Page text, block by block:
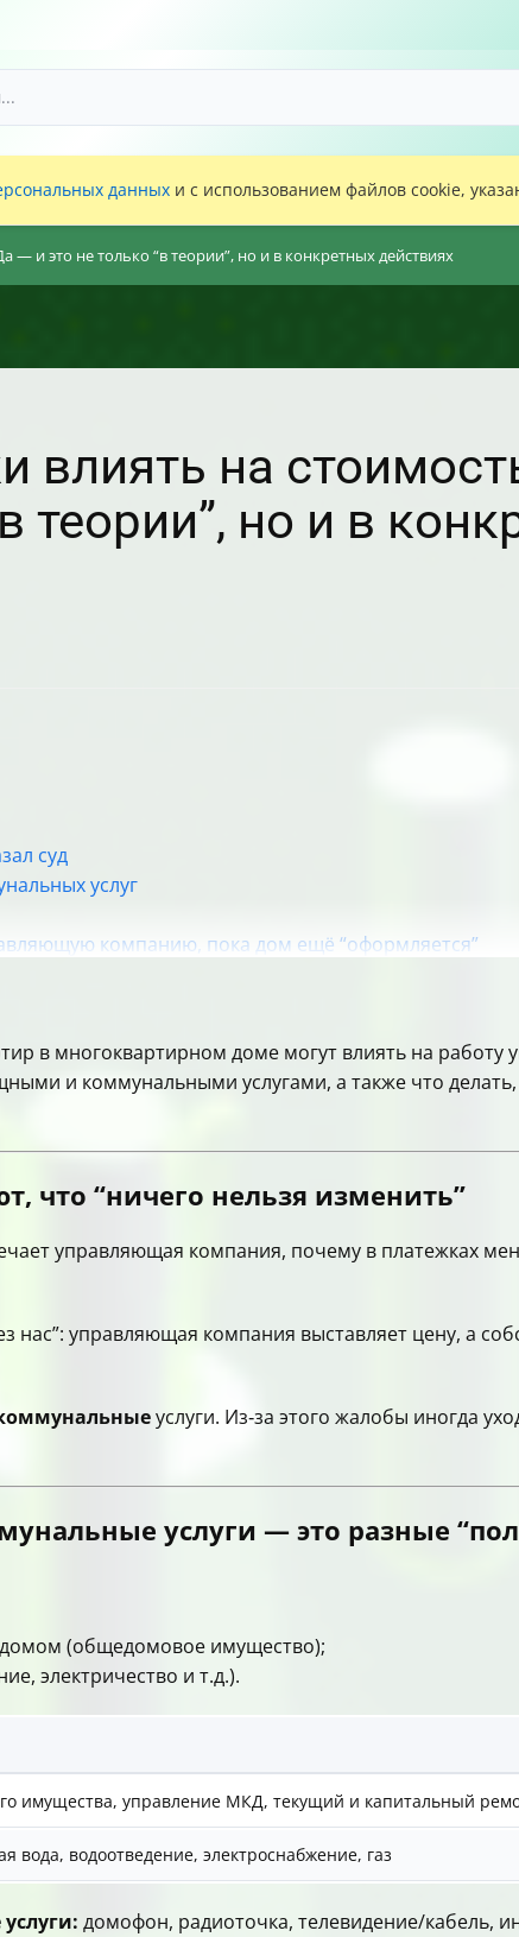
данных и с использованием файлов cookie,
— и это не только “в теории”, но и в конкретных действиях
влиять на
теории”, но и в
суд
услуг
компанию, пока дом ещё “оформляется”
и устойчивости
решение было действительным
и государственные решения
в многоквартирном доме могут влиять на
и коммунальными услугами, а также что
что “ничего нельзя изменить”
управляющая компания, почему в платежках
управляющая компания выставляет цену, а
услуги. Из‑за этого жалобы иногда
услуги — это разные
(общедомовое имущество);
электричество и т.д.).
имущества, управление МКД, текущий и капитальный
вода, водоотведение, электроснабжение, газ
домофон, радиоточка, телевидение/кабель,